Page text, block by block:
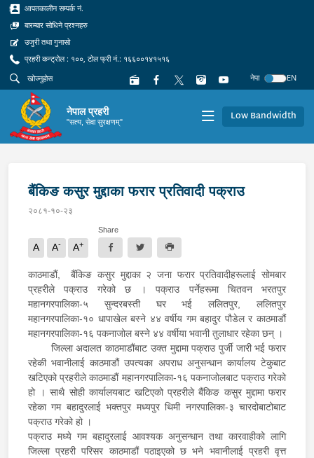
आपतकालीन सम्पर्क नं.
बारम्बार सोधिने प्रश्नहरु
उजुरी तथा गुनासो
प्रहरी कन्ट्रोल : १००, टोल फ्री नं.: १६६००१४१५१६
नेपा
EN
नेपाल प्रहरी
"सत्य, सेवा सुरक्षणम्" Low Bandwidth
बैंकिङ कसुर मुद्दाका फरार प्रतिवादी पक्राउ
२०८१-१०-२३
A A- A+
Share
काठमाडौं, बैंकिङ कसुर मुद्दाका २ जना फरार प्रतिवादीहरूलाई सोमबार
प्रहरीले पक्राउ गरेको छ । पक्राउ पर्नेहरूमा चितवन भरतपुर
महानगरपालिका-५ सुन्दरबस्ती घर भई ललितपुर, ललितपुर
महानगरपालिका-१० धापाखेल बस्ने ४४ वर्षीय गम बहादुर पौडेल र काठमाडौं
महानगरपालिका-१६ पकनाजोल बस्ने ४४ वर्षीया भवानी तुलाधार रहेका छन् ।
जिल्ला अदालत काठमाडौंबाट उक्त मुद्दामा पक्राउ पुर्जी जारी भई फरार
रहेकी भवानीलाई काठमाडौं उपत्यका अपराध अनुसन्धान कार्यालय टेकुबाट
खटिएको प्रहरीले काठमाडौं महानगरपालिका-१६ पकनाजोलबाट पक्राउ गरेको
हो । साथै सोही कार्यालयबाट खटिएको प्रहरीले बैंकिङ कसुर मुद्दामा फरार
रहेका गम बहादुरलाई भक्तपुर मध्यपुर थिमी नगरपालिका-३ चारदोबाटोबाट
पक्राउ गरेको हो ।
पक्राउ मध्ये गम बहादुरलाई आवश्यक अनुसन्धान तथा कारवाहीको लागि
जिल्ला प्रहरी परिसर काठमाडौं पठाइएको छ भने भवानीलाई प्रहरी वृत्त